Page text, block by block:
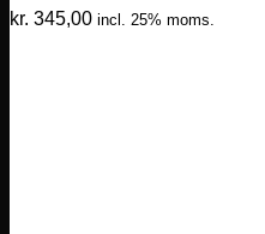
kr. 345,00 incl. 25% moms.